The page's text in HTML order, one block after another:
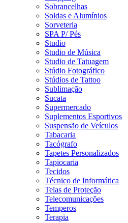
Sobrancelhas
Soldas e Alumínios
Sorveteria
SPA P/ Pés
Studio
Studio de Música
Studio de Tatuagem
Stúdio Fotográfico
Stúdios de Tattoo
Sublimação
Sucata
Supermercado
Suplementos Esportivos
Suspensão de Veículos
Tabacaria
Tacógrafo
Tapetes Personalizados
Tapiocaria
Tecidos
Técnico de Informática
Telas de Proteção
Telecomunicações
Temperos
Terapia